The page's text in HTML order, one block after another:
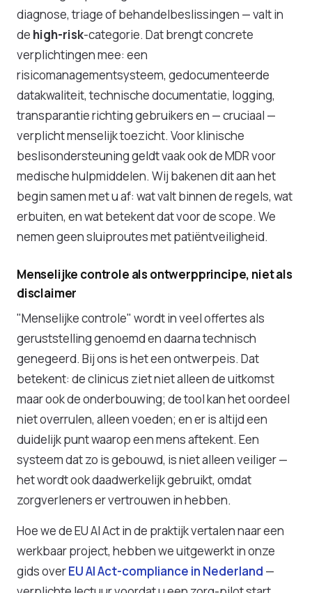
diagnose, triage of behandelbeslissingen — valt in
de high-risk-categorie. Dat brengt concrete
verplichtingen mee: een
risicomanagementsysteem, gedocumenteerde
datakwaliteit, technische documentatie, logging,
transparantie richting gebruikers en — cruciaal —
verplicht menselijk toezicht. Voor klinische
beslisondersteuning geldt vaak ook de MDR voor
medische hulpmiddelen. Wij bakenen dit aan het
begin samen met u af: wat valt binnen de regels, wat
erbuiten, en wat betekent dat voor de scope. We
nemen geen sluiproutes met patiëntveiligheid.
Menselijke controle als ontwerpprincipe, niet als
disclaimer
"Menselijke controle" wordt in veel offertes als
geruststelling genoemd en daarna technisch
genegeerd. Bij ons is het een ontwerpeis. Dat
betekent: de clinicus ziet niet alleen de uitkomst
maar ook de onderbouwing; de tool kan het oordeel
niet overrulen, alleen voeden; en er is altijd een
duidelijk punt waarop een mens aftekent. Een
systeem dat zo is gebouwd, is niet alleen veiliger —
het wordt ook daadwerkelijk gebruikt, omdat
zorgverleners er vertrouwen in hebben.
Hoe we de EU AI Act in de praktijk vertalen naar een
werkbaar project, hebben we uitgewerkt in onze
gids overEU AI Act-compliance in Nederland —